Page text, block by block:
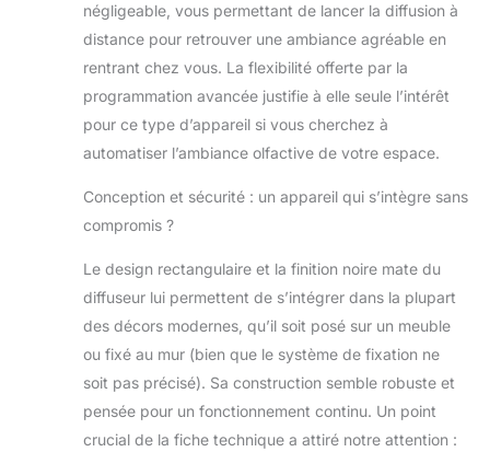
négligeable, vous permettant de lancer la diffusion à
distance pour retrouver une ambiance agréable en
rentrant chez vous. La flexibilité offerte par la
programmation avancée justifie à elle seule l’intérêt
pour ce type d’appareil si vous cherchez à
automatiser l’ambiance olfactive de votre espace.
Conception et sécurité : un appareil qui s’intègre sans
compromis ?
Le design rectangulaire et la finition noire mate du
diffuseur lui permettent de s’intégrer dans la plupart
des décors modernes, qu’il soit posé sur un meuble
ou fixé au mur (bien que le système de fixation ne
soit pas précisé). Sa construction semble robuste et
pensée pour un fonctionnement continu. Un point
crucial de la fiche technique a attiré notre attention :